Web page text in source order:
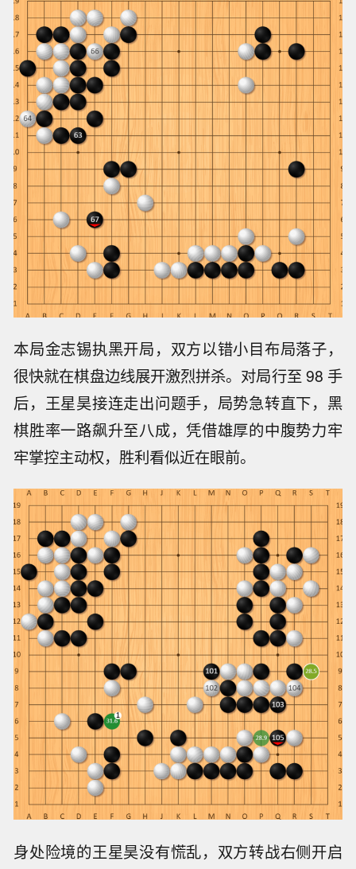
本局金志锡执黑开局，双方以错小目布局落子，
很快就在棋盘边线展开激烈拼杀。对局行至 98 手
后，王星昊接连走出问题手，局势急转直下，黑
棋胜率一路飙升至八成，凭借雄厚的中腹势力牢
牢掌控主动权，胜利看似近在眼前。
身处险境的王星昊没有慌乱，双方转战右侧开启